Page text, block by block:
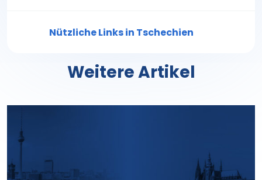
Nützliche Links in Tschechien
Weitere Artikel